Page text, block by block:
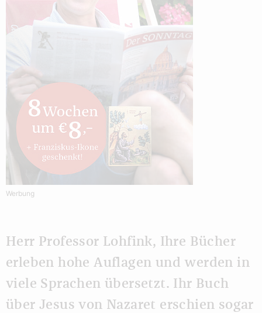
Werbung
Herr Professor Lohfink, Ihre Bücher
erleben hohe Auflagen und werden in
viele Sprachen übersetzt. Ihr Buch
über Jesus von Nazaret erschien sogar